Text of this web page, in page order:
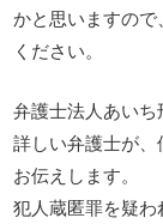
かと思いますの
ください。
弁護士法人あい
詳しい弁護士が
お伝えします。
犯人蔵匿罪を疑